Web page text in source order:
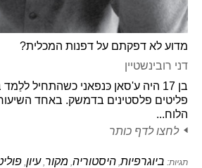
מדוע לא דפקתם על דפנות המכלית?
דני רובינשטיין
בן 17 היה ע'סאן כּנפאני כשהתחיל
פליטים פלסטינים בדמשק. באחד
הלוח...
לחצו לדף כותר
תגיות: ביוגרפיות היסטוריה מקור ,עיון